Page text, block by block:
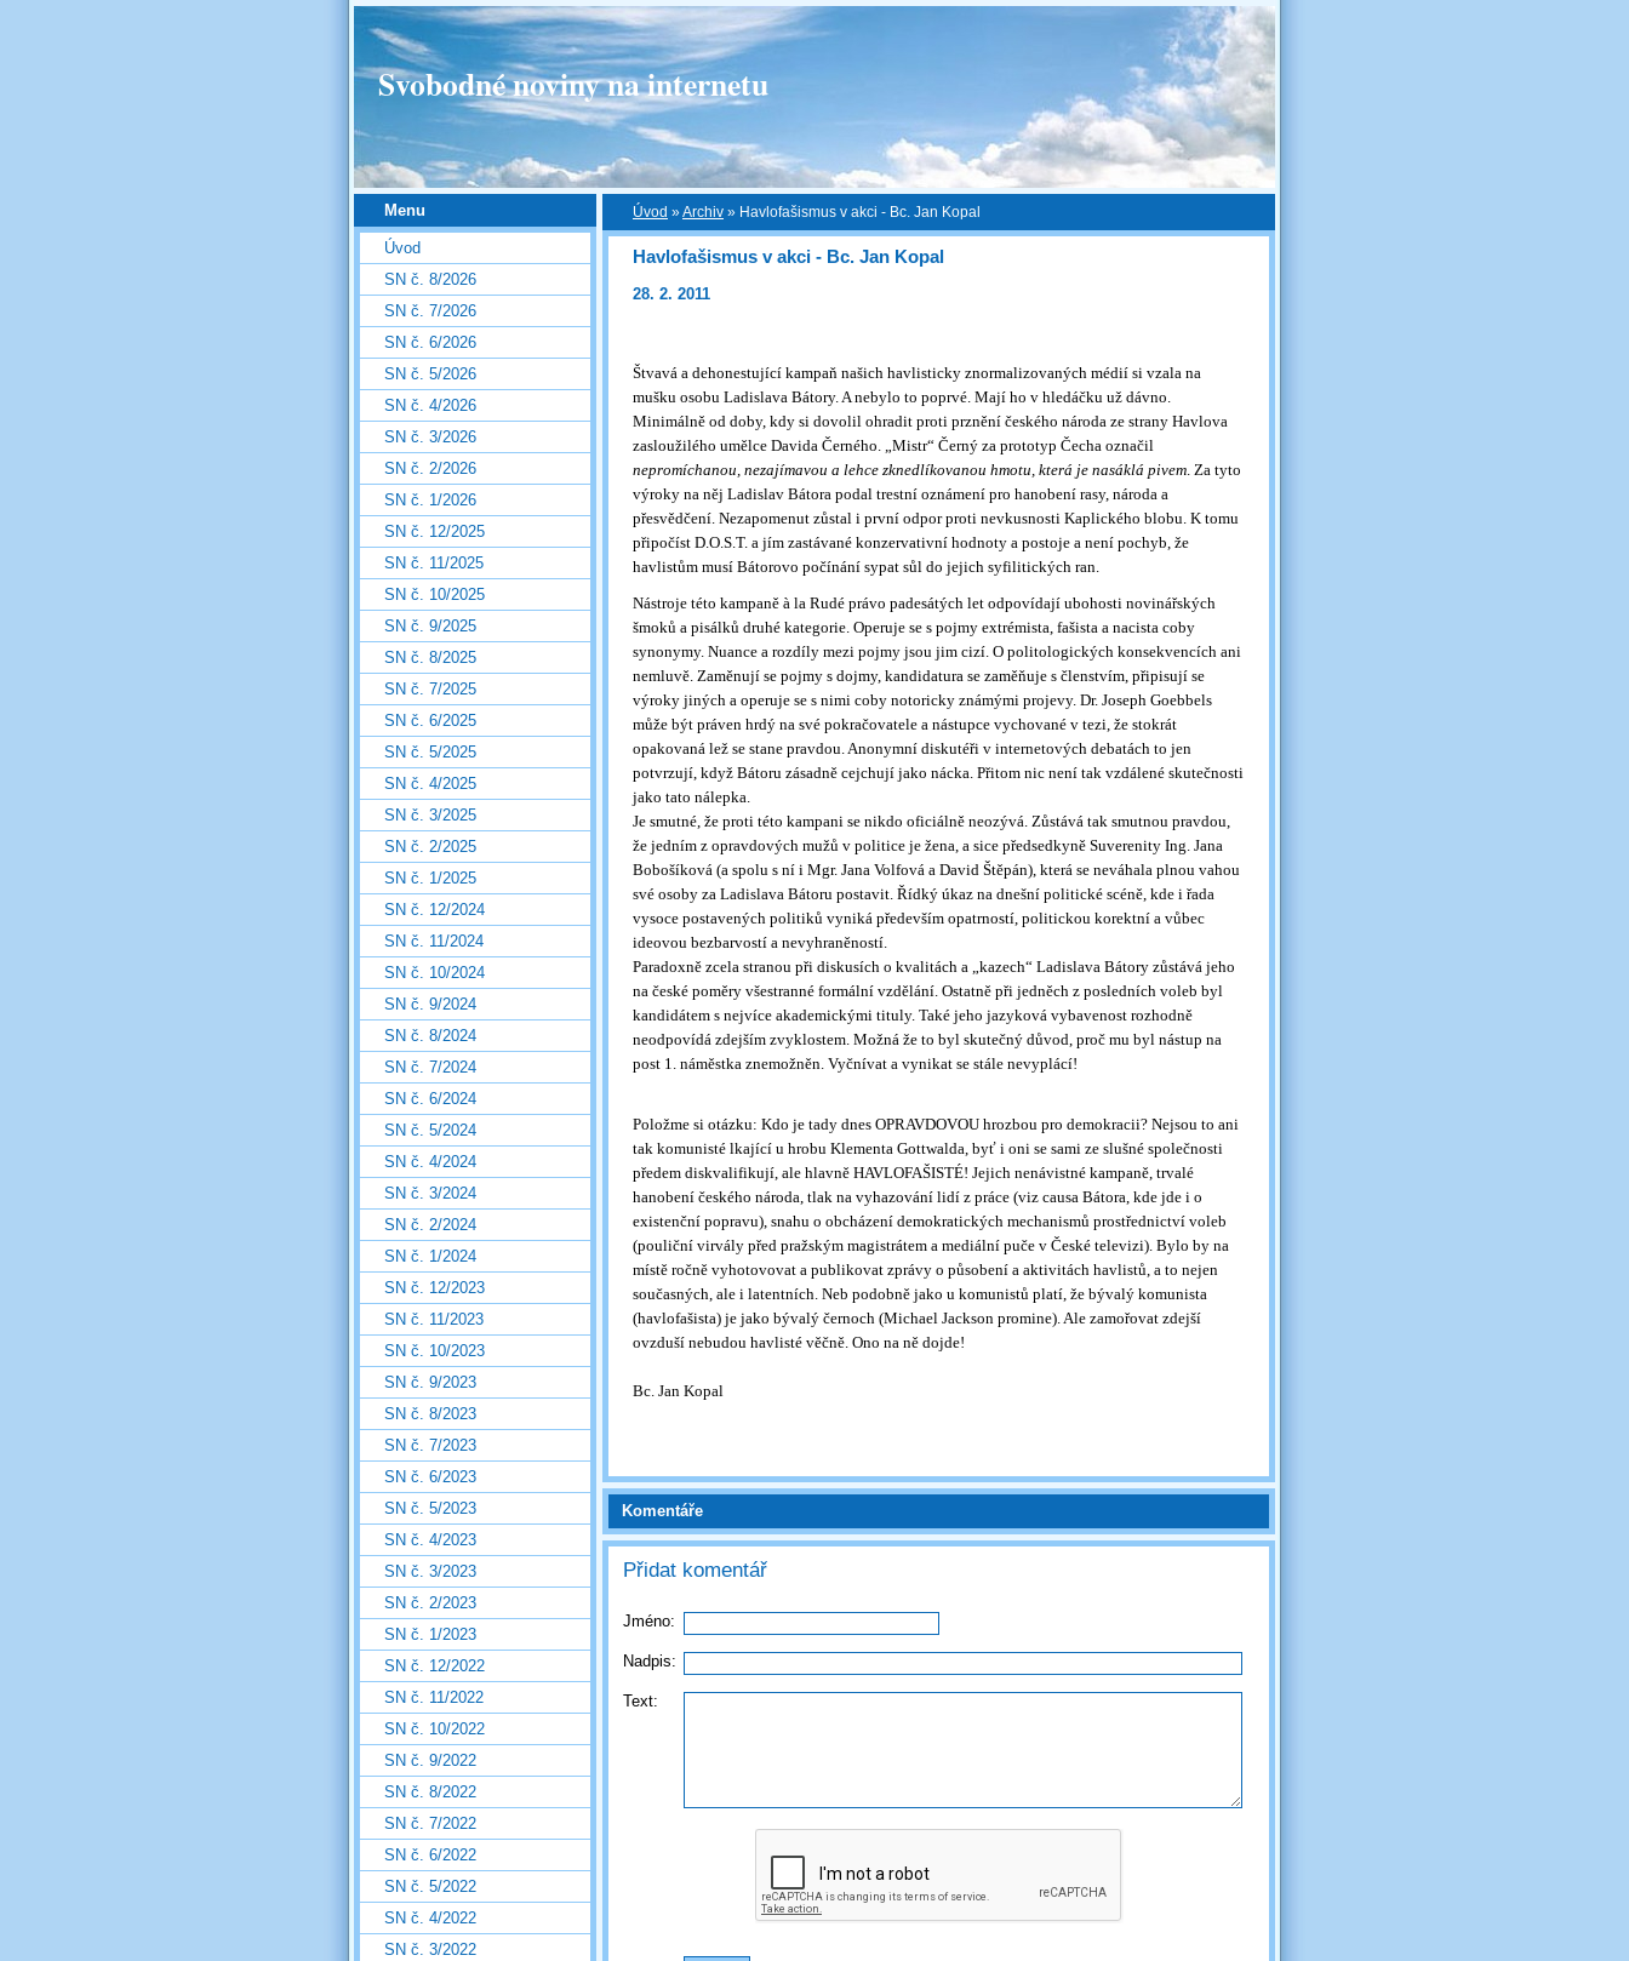
Svobodné noviny na internetu
Úvod »Archiv » Havlofašismus v akci - Bc. Jan Kopal
Havlofašismus v akci - Bc. Jan Kopal
28. 2. 2011
Štvavá a dehonestující kampaň našich havlisticky znormalizovaných médií si vzala na
mušku osobu Ladislava Bátory. A nebylo to poprvé. Mají ho v hledáčku už dávno.
Minimálně od doby, kdy si dovolil ohradit proti prznění českého národa ze strany Havlova
zasloužilého umělce Davida Černého. „Mistr“ Černý za prototyp Čecha označil
nepromíchanou, nezajímavou a lehce zknedlíkovanou hmotu, která je nasáklá pivem. Za tyto
výroky na něj Ladislav Bátora podal trestní oznámení pro hanobení rasy, národa a
přesvědčení. Nezapomenut zůstal i první odpor proti nevkusnosti Kaplického blobu. K tomu
připočíst D.O.S.T. a jím zastávané konzervativní hodnoty a postoje a není pochyb, že
havlistům musí Bátorovo počínání sypat sůl do jejich syfilitických ran.
Nástroje této kampaně à la Rudé právo padesátých let odpovídají ubohosti novinářských
šmoků a pisálků druhé kategorie. Operuje se s pojmy extrémista, fašista a nacista coby
synonymy. Nuance a rozdíly mezi pojmy jsou jim cizí. O politologických konsekvencích ani
nemluvě. Zaměnují se pojmy s dojmy, kandidatura se zaměňuje s členstvím, připisují se
výroky jiných a operuje se s nimi coby notoricky známými projevy. Dr. Joseph Goebbels
může být práven hrdý na své pokračovatele a nástupce vychované v tezi, že stokrát
opakovaná lež se stane pravdou. Anonymní diskutéři v internetových debatách to jen
potvrzují, když Bátoru zásadně cejchují jako nácka. Přitom nic není tak vzdálené skutečnosti
jako tato nálepka.
Je smutné, že proti této kampani se nikdo oficiálně neozývá. Zůstává tak smutnou pravdou,
že jedním z opravdových mužů v politice je žena, a sice předsedkyně Suverenity Ing. Jana
Bobošíková (a spolu s ní i Mgr. Jana Volfová a David Štěpán), která se neváhala plnou vahou
své osoby za Ladislava Bátoru postavit. Řídký úkaz na dnešní politické scéně, kde i řada
vysoce postavených politiků vyniká především opatrností, politickou korektní a vůbec
ideovou bezbarvostí a nevyhraněností.
Paradoxně zcela stranou při diskusích o kvalitách a „kazech“ Ladislava Bátory zůstává jeho
na české poměry všestranné formální vzdělání. Ostatně při jedněch z posledních voleb byl
kandidátem s nejvíce akademickými tituly. Také jeho jazyková vybavenost rozhodně
neodpovídá zdejším zvyklostem. Možná že to byl skutečný důvod, proč mu byl nástup na
post 1. náměstka znemožněn. Vyčnívat a vynikat se stále nevyplácí!
Položme si otázku: Kdo je tady dnes OPRAVDOVOU hrozbou pro demokracii? Nejsou to ani
tak komunisté lkající u hrobu Klementa Gottwalda, byť i oni se sami ze slušné společnosti
předem diskvalifikují, ale hlavně HAVLOFAŠISTÉ! Jejich nenávistné kampaně, trvalé
hanobení českého národa, tlak na vyhazování lidí z práce (viz causa Bátora, kde jde i o
existenční popravu), snahu o obcházení demokratických mechanismů prostřednictví voleb
(pouliční virvály před pražským magistrátem a mediální puče v České televizi). Bylo by na
místě ročně vyhotovovat a publikovat zprávy o působení a aktivitách havlistů, a to nejen
současných, ale i latentních. Neb podobně jako u komunistů platí, že bývalý komunista
(havlofašista) je jako bývalý černoch (Michael Jackson promine). Ale zamořovat zdejší
ovzduší nebudou havlisté věčně. Ono na ně dojde!
Bc. Jan Kopal
Komentáře
Přidat komentář
Jméno:
Nadpis:
Text:
Menu
Úvod
SN č. 8/2026
SN č. 7/2026
SN č. 6/2026
SN č. 5/2026
SN č. 4/2026
SN č. 3/2026
SN č. 2/2026
SN č. 1/2026
SN č. 12/2025
SN č. 11/2025
SN č. 10/2025
SN č. 9/2025
SN č. 8/2025
SN č. 7/2025
SN č. 6/2025
SN č. 5/2025
SN č. 4/2025
SN č. 3/2025
SN č. 2/2025
SN č. 1/2025
SN č. 12/2024
SN č. 11/2024
SN č. 10/2024
SN č. 9/2024
SN č. 8/2024
SN č. 7/2024
SN č. 6/2024
SN č. 5/2024
SN č. 4/2024
SN č. 3/2024
SN č. 2/2024
SN č. 1/2024
SN č. 12/2023
SN č. 11/2023
SN č. 10/2023
SN č. 9/2023
SN č. 8/2023
SN č. 7/2023
SN č. 6/2023
SN č. 5/2023
SN č. 4/2023
SN č. 3/2023
SN č. 2/2023
SN č. 1/2023
SN č. 12/2022
SN č. 11/2022
SN č. 10/2022
SN č. 9/2022
SN č. 8/2022
SN č. 7/2022
SN č. 6/2022
SN č. 5/2022
SN č. 4/2022
SN č. 3/2022